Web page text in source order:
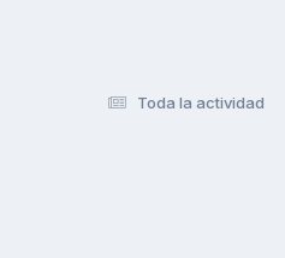
Toda la actividad